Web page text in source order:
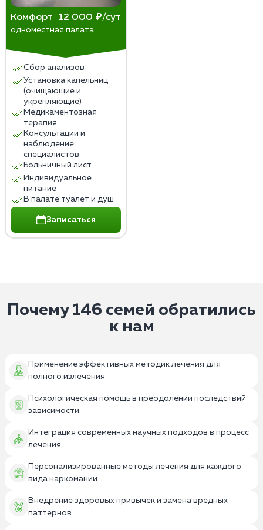
Комфорт 12 000 ₽/сут
одноместная палата
Сбор анализов
Установка капельниц
(очищающие и
укрепляющие)
Медикаментозная
терапия
Консультации и
наблюдение
специалистов
Больничный лист
Индивидуальное
питание
В палате туалет и душ
Записаться
Почему 146 семей обратились
к нам
Применение эффективных методик лечения для
полного излечения.
Психологическая помощь в преодолении последствий
зависимости.
Интеграция современных научных подходов в процесс
лечения.
Персонализированные методы лечения для каждого
вида наркомании.
Внедрение здоровых привычек и замена вредных
паттернов.